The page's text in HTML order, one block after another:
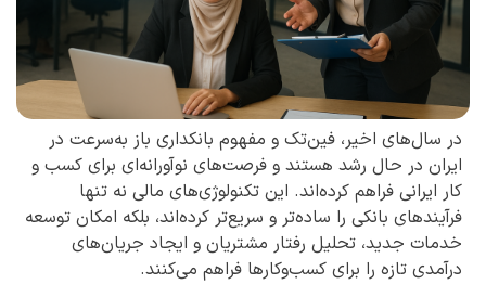
در سال‌های اخیر، فین‌تک و مفهوم بانکداری باز به‌سرعت در
ایران در حال رشد هستند و فرصت‌های نوآورانه‌ای برای کسب و
کار ایرانی فراهم کرده‌اند. این تکنولوژی‌های مالی نه تنها
فرآیندهای بانکی را ساده‌تر و سریع‌تر کرده‌اند، بلکه امکان توسعه
خدمات جدید، تحلیل رفتار مشتریان و ایجاد جریان‌های
درآمدی تازه را برای کسب‌وکارها فراهم می‌کنند.